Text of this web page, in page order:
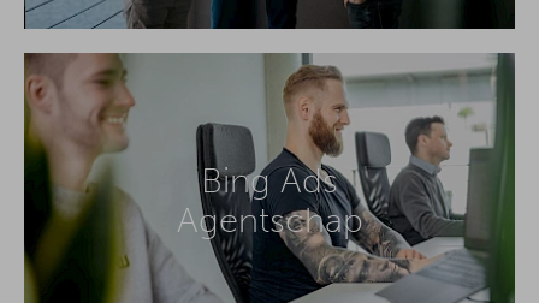
Bing Ads
Agentschap